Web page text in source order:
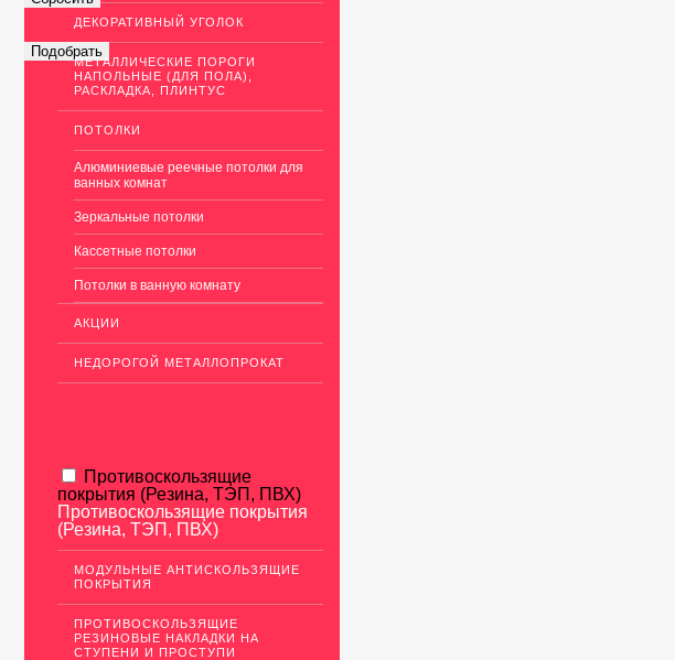
ДЕКОРАТИВНЫЙ УГОЛОК
МЕТАЛЛИЧЕСКИЕ ПОРОГИ
НАПОЛЬНЫЕ (ДЛЯ ПОЛА),
РАСКЛАДКА, ПЛИНТУС
ПОТОЛКИ
Алюминиевые реечные потолки для
ванных комнат
Зеркальные потолки
Кассетные потолки
Потолки в ванную комнату
АКЦИИ
НЕДОРОГОЙ МЕТАЛЛОПРОКАТ
Противоскользящие
покрытия (Резина, ТЭП, ПВХ)
Противоскользящие покрытия
(Резина, ТЭП, ПВХ)
МОДУЛЬНЫЕ АНТИСКОЛЬЗЯЩИЕ
ПОКРЫТИЯ
ПРОТИВОСКОЛЬЗЯЩИЕ
РЕЗИНОВЫЕ НАКЛАДКИ НА
СТУПЕНИ И ПРОСТУПИ